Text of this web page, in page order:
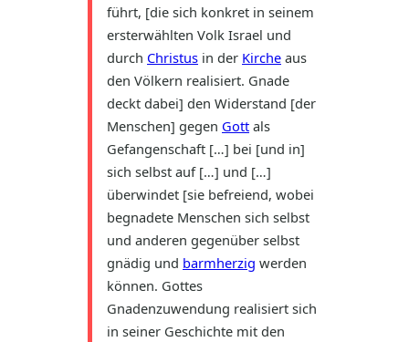
führt, [die sich konkret in seinem
ersterwählten Volk Israel und
durch Christus in der Kirche aus
den Völkern realisiert. Gnade
deckt dabei] den Widerstand [der
Menschen] gegen Gott als
Gefangenschaft […] bei [und in]
sich selbst auf […] und […]
überwindet [sie befreiend, wobei
begnadete Menschen sich selbst
und anderen gegenüber selbst
gnädig und barmherzig werden
können. Gottes
Gnadenzuwendung realisiert sich
in seiner Geschichte mit den